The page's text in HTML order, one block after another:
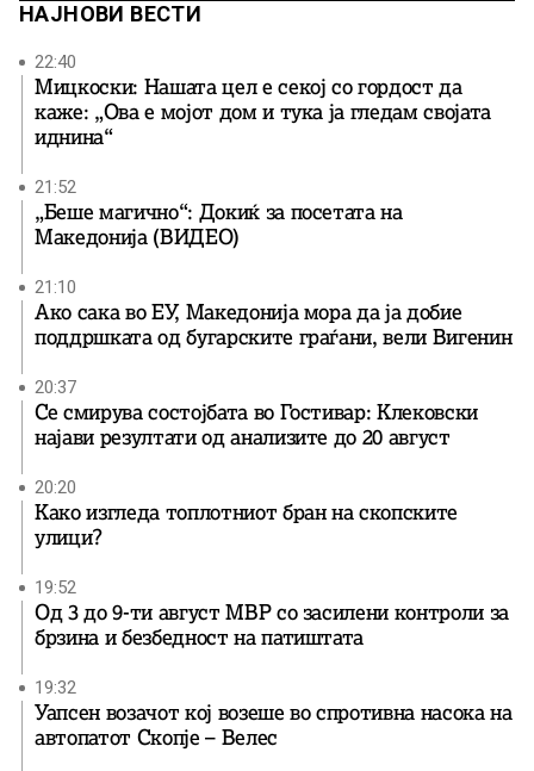
НАЈНОВИ ВЕСТИ
22:40
Мицкоски: Нашата цел е секој со гордост да
каже: „Ова е мојот дом и тука ја гледам својата
иднина“
21:52
„Беше магично“: Докиќ за посетата на
Македонија (ВИДЕО)
21:10
Ако сака во ЕУ, Македонија мора да ја добие
поддршката од бугарските граѓани, вели Вигенин
20:37
Се смирува состојбата во Гостивар: Клековски
најави резултати од анализите до 20 август
20:20
Како изгледа топлотниот бран на скопските
улици?
19:52
Од 3 до 9-ти август МВР со засилени контроли за
брзина и безбедност на патиштата
19:32
Уапсен возачот кој возеше во спротивна насока на
автопатот Скопје – Велес